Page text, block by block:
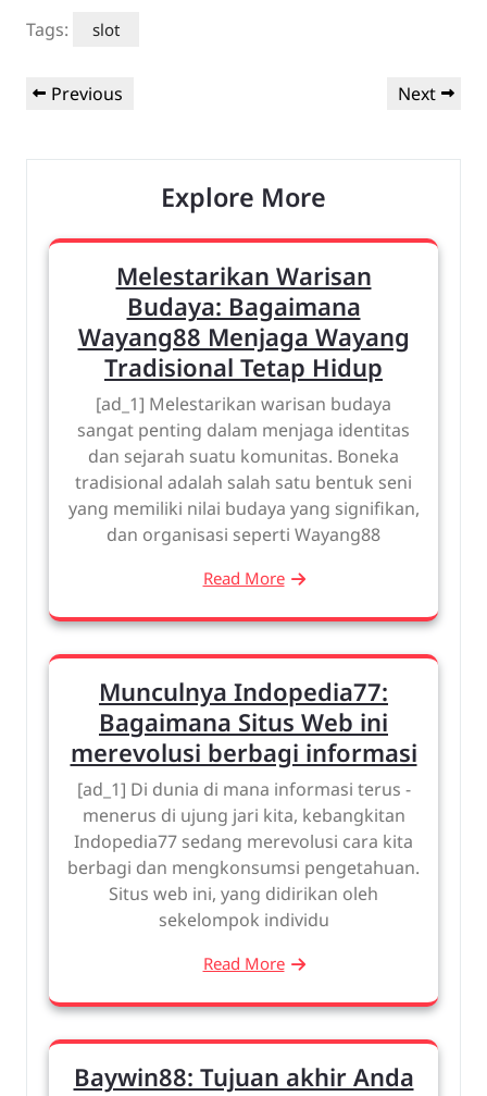
Tags: slot
Post
Previous
Previous
Next
Next
Explore More
Melestarikan Warisan
Budaya: Bagaimana
Wayang88 Menjaga Wayang
Tradisional Tetap Hidup
[ad_1] Melestarikan warisan budaya
sangat penting dalam menjaga identitas
dan sejarah suatu komunitas. Boneka
tradisional adalah salah satu bentuk seni
yang memiliki nilai budaya yang signifikan,
dan organisasi seperti Wayang88
Read More
Munculnya Indopedia77:
Bagaimana Situs Web ini
merevolusi berbagi informasi
[ad_1] Di dunia di mana informasi terus -
menerus di ujung jari kita, kebangkitan
Indopedia77 sedang merevolusi cara kita
berbagi dan mengkonsumsi pengetahuan.
Situs web ini, yang didirikan oleh
sekelompok individu
Read More
Baywin88: Tujuan akhir Anda